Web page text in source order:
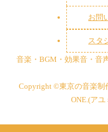
お問
スタ
音楽・BGM・効果音・音
Copyright ©東京の音楽制
ONE.(アユ